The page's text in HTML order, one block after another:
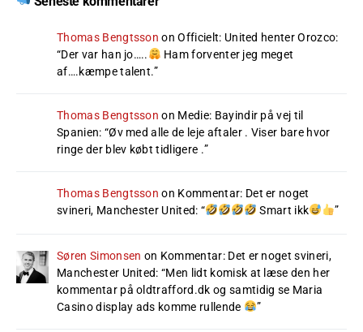
Thomas Bengtsson onOfficielt: United henter Orozco:
“Der var han jo…..
Ham forventer jeg meget
af….kæmpe talent.”
Thomas Bengtsson on Medie: Bayindir på vej til
Spanien: “Øv med alle de leje aftaler . Viser bare hvor
ringe der blev købt tidligere .”
Thomas Bengtsson on Kommentar: Det er noget
svineri, Manchester United: “ Smart ikk ”
Søren Simonsen on Kommentar: Det er noget svineri,
Manchester United: “Men lidt komisk at læse den her
kommentar på oldtrafford.dk og samtidig se Maria
Casino display ads komme rullende
”